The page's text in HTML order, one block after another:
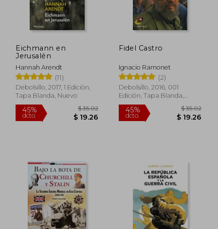
Eichmann en
Jerusalén
Hannah Arendt
(11)
Debolsillo, 2017, 1 Edición,
Tapa Blanda, Nuevo
45%
dcto. $ 19.26
Fidel Castro
Ignacio Ramonet
(2)
Debolsillo, 2016, 001
Edición, Tapa Blanda,
Nuevo
45%
dcto.